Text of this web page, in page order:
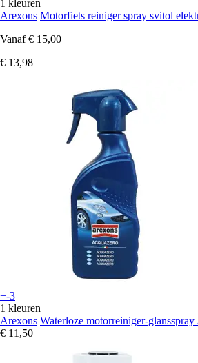
1 kleuren
Arexons Motorfiets reiniger spray svitol
Vanaf € 15,00
€ 13,98
+-3
1 kleuren
Arexons Waterloze motorreiniger-glansspray
€ 11,50